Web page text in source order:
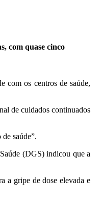
com quase cinco
com os centros de saúde,
de cuidados continuados
saúde”.
(DGS) indicou que a
a gripe de dose elevada e